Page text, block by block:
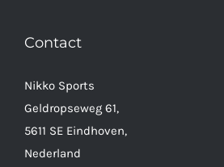
Contact
Nikko Sports
Geldropseweg 61,
5611 SE Eindhoven,
Nederland